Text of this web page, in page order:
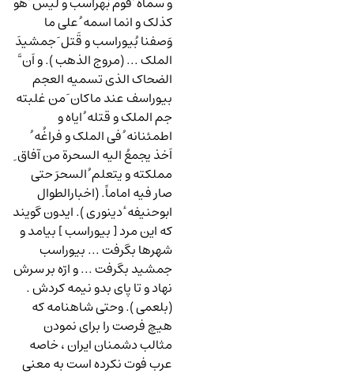
کذلک و انما اسمه ُ علی ما
وَصفنا بُیوراسب و قَتل َ جمشیدَ
الملک ... (مروج الذهب ). و اَن َّ
الضحاک الذی تسمیه العجم
بیوراسف عند ماکان َ من غلبته
جم الملک و قتله ُ ایاه و
اطمئنانه ُ فی الملک و فراغُه ُ
اَخذ یجمعُ الیه السحرة من آفاق ِ
مملکته و یتعلم ُ السحرَ حتی
صار فیه اماماً. (اخبارالطوال
ابوحنیفه ٔ دینوری ). ایدون گویند
که این مرد [ بیوراسب ] بیامد و
شهرها بگرفت ... بیوراسب
جمشید بگرفت ... و ارّه بر سرش
نهاد و تا پای بدو نیمه کردش .
(بلعمی ). وحتی شاهنامه که
هیچ فرصت را برای نمودن
مثالب دشمنان ایران ، خاصه
عرب فوت نکرده است به معنی